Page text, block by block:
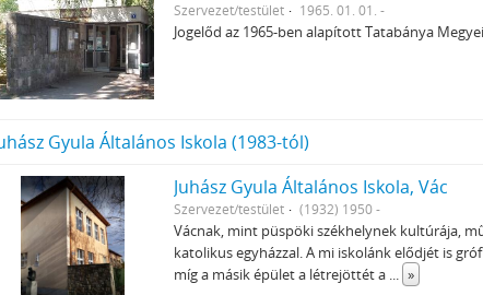
Szervezet/testület 1965. 01. 01. -
Jogelőd az 1965-ben alapított Tatabánya
Gyula Általános Iskola (1983-tól)
Juhász Gyula Általános Iskola, Vác
Szervezet/testület (1932) 1950 -
Vácnak, mint püspöki székhelynek kultúrája,
katolikus egyházzal. A mi iskolánk elődjét is
míg a másik épület a létrejöttét a ... »